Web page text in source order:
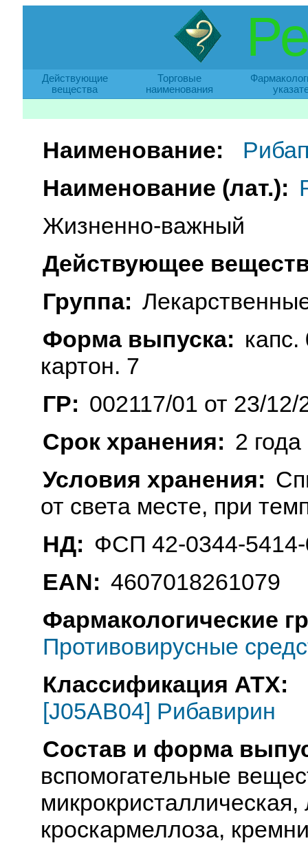
Действующие
вещества
Торговые
наименования
Наименование:
Наименование (лат.):
Жизненно-важный
Действующее
Группа:
Форма выпуска: капс.
картон. 7
ГР: 002117/01 от 23/
Срок хранения: 2 года
Условия хранения:
от света месте, при
НД: ФСП 42-0344-
EAN: 4607018261079
Фармакологические
Противовирусные
Классификация АТХ:
[J05AB04] Рибавирин
Состав и форма
вспомогательные
микрокристаллическая,
кроскармеллоза,